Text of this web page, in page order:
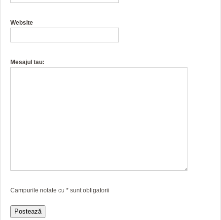
Website
Mesajul tau:
Campurile notate cu * sunt obligatorii